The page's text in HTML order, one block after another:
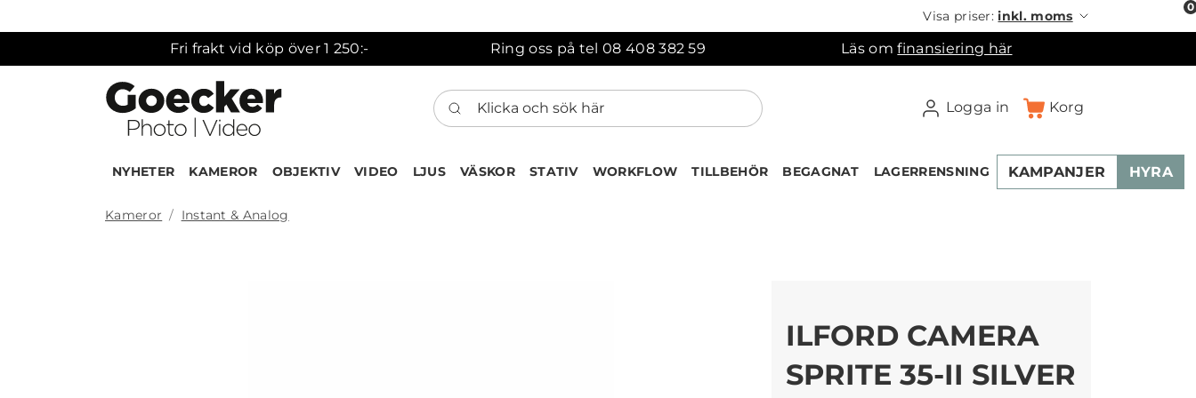
Visa priser:inkl. moms
Fri frakt vid köp över 1 250:- Ring oss på tel 08 408 382 59 Läs omfinansiering här
Klicka och sök här
Logga in Korg
0
NYHETER KAMEROR OBJEKTIV VIDEO LJUS VÄSKOR STATIV WORKFLOW TILLBEHÖR BEGAGNAT LAGERRENSNING KAMPANJER HYRA
Kameror Instant & Analog
ILFORD CAMERA
SPRITE 35-II SILVER